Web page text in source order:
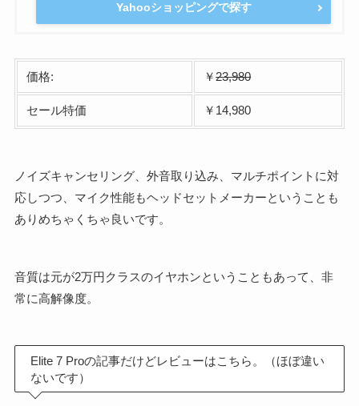
Yahooショッピングで探す
価格: ￥23,980
セール特価 ￥14,980
ノイズキャンセリング、外音取り込み、マルチポイントに対
応しつつ、マイク性能もヘッドセットメーカーということも
ありめちゃくちゃ良いです。
音質は元が2万円クラスのイヤホンということもあって、非
常に高解像度。
Elite 7 Proの記事だけどレビューはこちら。（ほぼ違い
ないです）